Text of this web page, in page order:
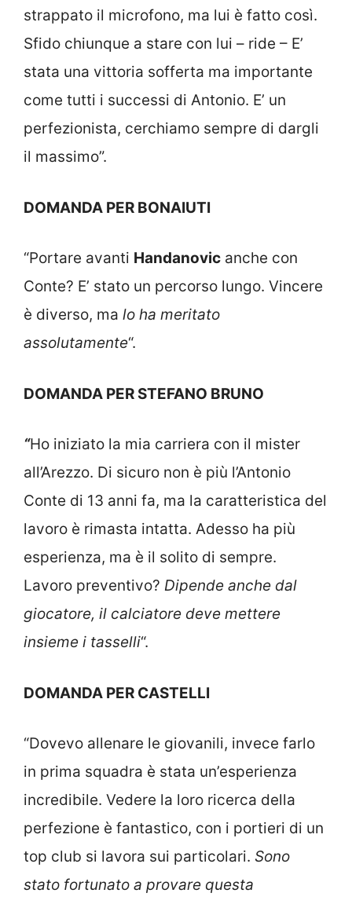
strappato il microfono, ma lui è fatto così.
Sfido chiunque a stare con lui – ride – E’
stata una vittoria sofferta ma importante
come tutti i successi di Antonio. E’ un
perfezionista, cerchiamo sempre di dargli
il massimo”.
DOMANDA PER BONAIUTI
“Portare avanti Handanovic anche con
Conte? E’ stato un percorso lungo. Vincere
è diverso, ma lo ha meritato
assolutamente“.
DOMANDA PER STEFANO BRUNO
“Ho iniziato la mia carriera con il mister
all’Arezzo. Di sicuro non è più l’Antonio
Conte di 13 anni fa, ma la caratteristica del
lavoro è rimasta intatta. Adesso ha più
esperienza, ma è il solito di sempre.
Lavoro preventivo? Dipende anche dal
giocatore, il calciatore deve mettere
insieme i tasselli“.
DOMANDA PER CASTELLI
“Dovevo allenare le giovanili, invece farlo
in prima squadra è stata un’esperienza
incredibile. Vedere la loro ricerca della
perfezione è fantastico, con i portieri di un
top club si lavora sui particolari. Sono
stato fortunato a provare questa